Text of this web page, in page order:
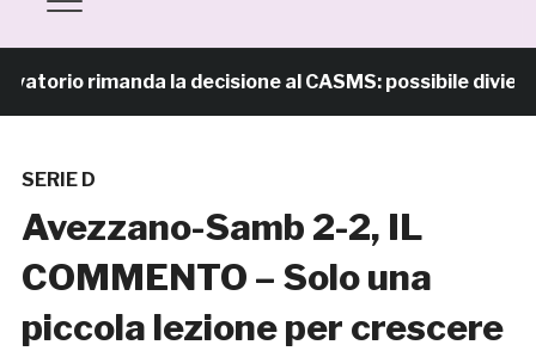
rimanda la decisione al CASMS: possibile divieto
SERIE D
Avezzano-Samb 2-2, IL
COMMENTO – Solo una
piccola lezione per crescere